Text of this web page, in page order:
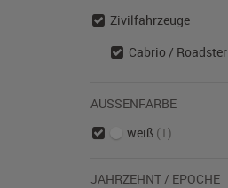
Zivilfahrzeuge
Cabrio / Roadster
AUSSENFARBE
weiß (1)
JAHRZEHNT / EPOCHE